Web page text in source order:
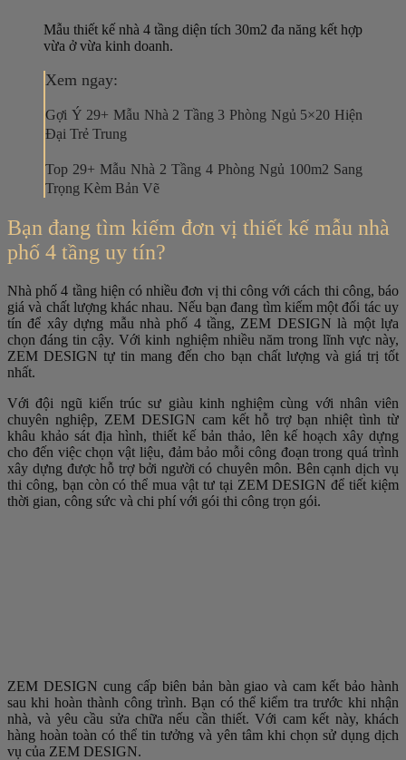
Mẫu thiết kế nhà 4 tầng diện tích 30m2 đa năng kết hợp
vừa ở vừa kinh doanh.
Xem ngay:
Gợi Ý 29+ Mẫu Nhà 2 Tầng 3 Phòng Ngủ 5×20 Hiện
Đại Trẻ Trung
Top 29+ Mẫu Nhà 2 Tầng 4 Phòng Ngủ 100m2 Sang
Trọng Kèm Bản Vẽ
Bạn đang tìm kiếm đơn vị thiết kế mẫu nhà
phố 4 tầng uy tín?
Nhà phố 4 tầng hiện có nhiều đơn vị thi công với cách thi công, báo
giá và chất lượng khác nhau. Nếu bạn đang tìm kiếm một đối tác uy
tín để xây dựng mẫu nhà phố 4 tầng, ZEM DESIGN là một lựa
chọn đáng tin cậy. Với kinh nghiệm nhiều năm trong lĩnh vực này,
ZEM DESIGN tự tin mang đến cho bạn chất lượng và giá trị tốt
nhất.
Với đội ngũ kiến trúc sư giàu kinh nghiệm cùng với nhân viên
chuyên nghiệp, ZEM DESIGN cam kết hỗ trợ bạn nhiệt tình từ
khâu khảo sát địa hình, thiết kế bản thảo, lên kế hoạch xây dựng
cho đến việc chọn vật liệu, đảm bảo mỗi công đoạn trong quá trình
xây dựng được hỗ trợ bởi người có chuyên môn. Bên cạnh dịch vụ
thi công, bạn còn có thể mua vật tư tại ZEM DESIGN để tiết kiệm
thời gian, công sức và chi phí với gói thi công trọn gói.
ZEM DESIGN cung cấp biên bản bàn giao và cam kết bảo hành
sau khi hoàn thành công trình. Bạn có thể kiểm tra trước khi nhận
nhà, và yêu cầu sửa chữa nếu cần thiết. Với cam kết này, khách
hàng hoàn toàn có thể tin tưởng và yên tâm khi chọn sử dụng dịch
vụ của ZEM DESIGN.